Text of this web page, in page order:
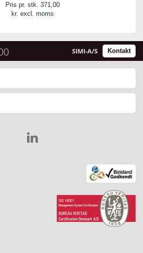
Pris pr. stk. 371,00
kr. excl. moms
Kontakt
SIMI-A/S